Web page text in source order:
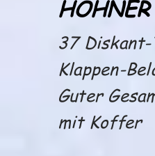
37
Klappen-
Guter
mit Koffer